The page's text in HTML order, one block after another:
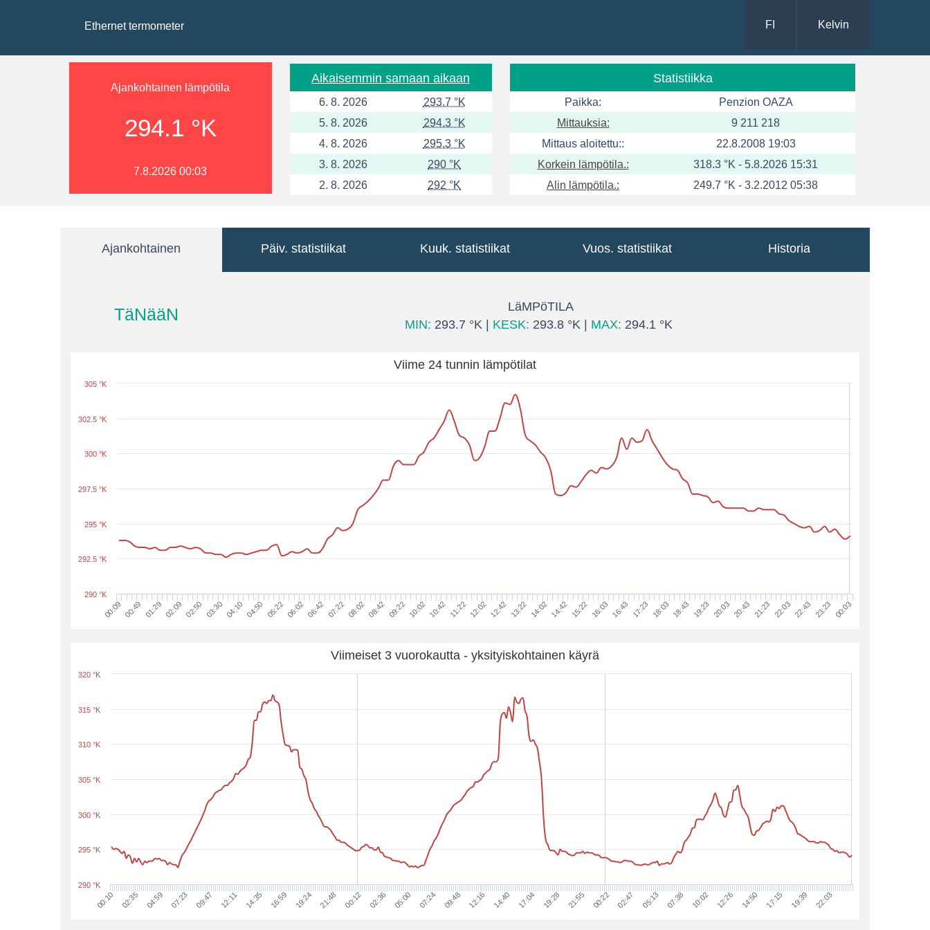
Ethernet termometer FI Kelvin
Ajankohtainen lämpötila
294.1 °K
7.8.2026 00:03
Aikaisemmin samaan aikaan
6. 8. 2026
293.7 °K
5. 8. 2026
294.3 °K
4. 8. 2026
295.3 °K
3. 8. 2026
290 °K
2. 8. 2026
292 °K
Statistiikka
Paikka:
Penzion OAZA
Mittauksia:
9 211 218
Mittaus aloitettu::
22.8.2008 19:03
Korkein lämpötila.:
318.3 °K - 5.8.2026 15:31
Alin lämpötila.:
249.7 °K - 3.2.2012 05:38
Ajankohtainen Päiv. statistiikat Kuuk. statistiikat Vuos. statistiikat Historia
TäNääN
LäMPöTILA
MIN: 293.7 °K | KESK: 293.8 °K | MAX: 294.1 °K
Viime 24 tunnin lämpötilat
00:09 00:49 01:29 02:09 02:50 03:30 04:10 04:50 05:22 06:02 06:42 07:22 08:02 08:42 09:22 10:02 10:42 11:22 12:02 12:42 13:22 14:02 14:42 15:22 16:03 16:43 17:23 18:03 18:43 19:23 20:03 20:43 21:23 22:03 22:43 23:23 00:03
290 °K
292.5 °K
295 °K
297.5 °K
300 °K
302.5 °K
305 °K
Viimeiset 3 vuorokautta - yksityiskohtainen käyrä
00:10 02:35 04:59 07:23 09:47 12:11 14:35 16:59 19:24 21:48 00:12 02:36 05:00 07:24 09:48 12:16 14:40 17:04 19:28 21:55 00:22 02:47 05:13 07:38 10:02 12:26 14:50 17:15 19:39 22:03
290 °K
295 °K
300 °K
305 °K
310 °K
315 °K
320 °K